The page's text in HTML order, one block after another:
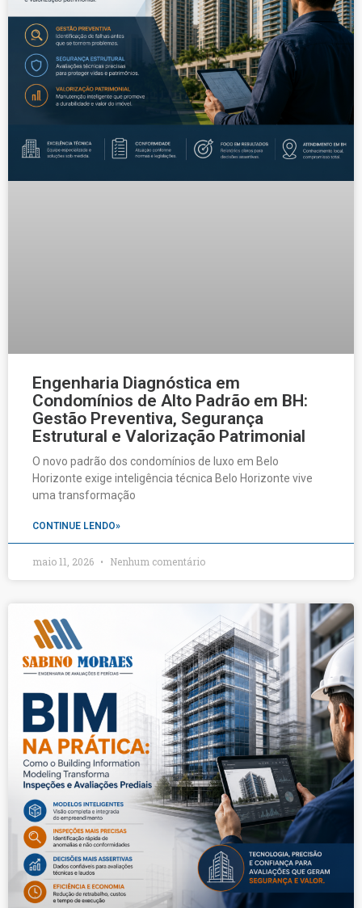
Engenharia Diagnóstica em
Condomínios de Alto Padrão em BH:
Gestão Preventiva, Segurança
Estrutural e Valorização Patrimonial
O novo padrão dos condomínios de luxo em Belo
Horizonte exige inteligência técnica Belo Horizonte vive
uma transformação
CONTINUE LENDO»
maio 11, 2026 Nenhum comentário